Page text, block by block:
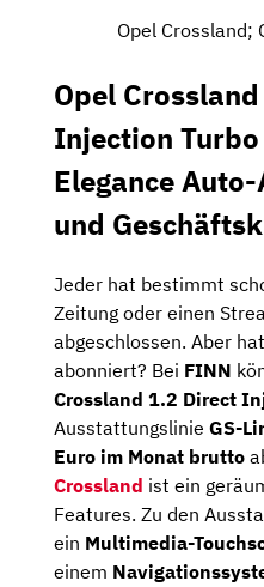
Opel Crossland;
Opel
Injection Turbo
Elegance
und
Jeder hat bestimmt
Zeitung oder einen
abgeschlossen. Aber
abonniert? Bei FINN
Crossland 1.2 Direct
Ausstattungslinie GS-
Euro im Monat brutto
Crossland ist ein
Features. Zu den
ein Multimedia-
einem